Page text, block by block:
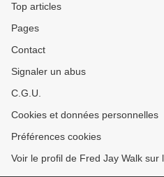
Top articles
Pages
Contact
Signaler un abus
C.G.U.
Cookies et données personnelles
Préférences cookies
Voir le profil de Fred Jay Walk sur